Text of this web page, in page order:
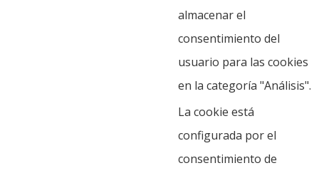
almacenar el
consentimiento del
usuario para las cookies
en la categoría "Análisis".
La cookie está
configurada por el
consentimiento de